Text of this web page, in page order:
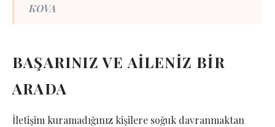
KOVA
BAŞARINIZ VE AİLENİZ BİR
ARADA
İletişim kuramadığınız kişilere soğuk davranmaktan